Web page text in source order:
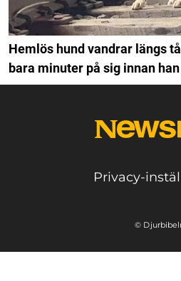
Hemlös hund vandrar längs
bara minuter på sig innan
Privacy-
©